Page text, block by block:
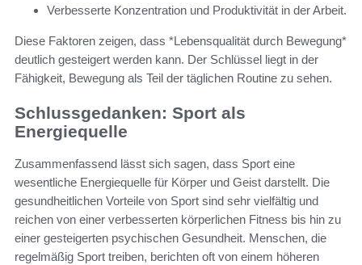
Verbesserte Konzentration und Produktivität in der Arbeit.
Diese Faktoren zeigen, dass *Lebensqualität durch Bewegung*
deutlich gesteigert werden kann. Der Schlüssel liegt in der
Fähigkeit, Bewegung als Teil der täglichen Routine zu sehen.
Schlussgedanken: Sport als
Energiequelle
Zusammenfassend lässt sich sagen, dass Sport eine
wesentliche Energiequelle für Körper und Geist darstellt. Die
gesundheitlichen Vorteile von Sport sind sehr vielfältig und
reichen von einer verbesserten körperlichen Fitness bis hin zu
einer gesteigerten psychischen Gesundheit. Menschen, die
regelmäßig Sport treiben, berichten oft von einem höheren